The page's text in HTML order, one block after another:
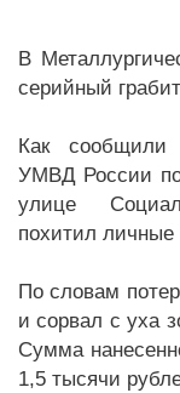
В
серийный
Как сообщили
УМВД России
улице
похитил
По словам
и сорвал с уха
Сумма
1,5 тысячи